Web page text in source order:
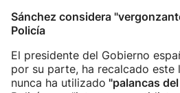
Sánchez considera
Policía
El presidente del Gobierno
por su parte, ha recalcado este
nunca ha utilizado "palancas